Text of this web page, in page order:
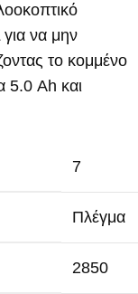
να μην
το κομμένο
5.0 Ah και
7
Πλέγμα
2850